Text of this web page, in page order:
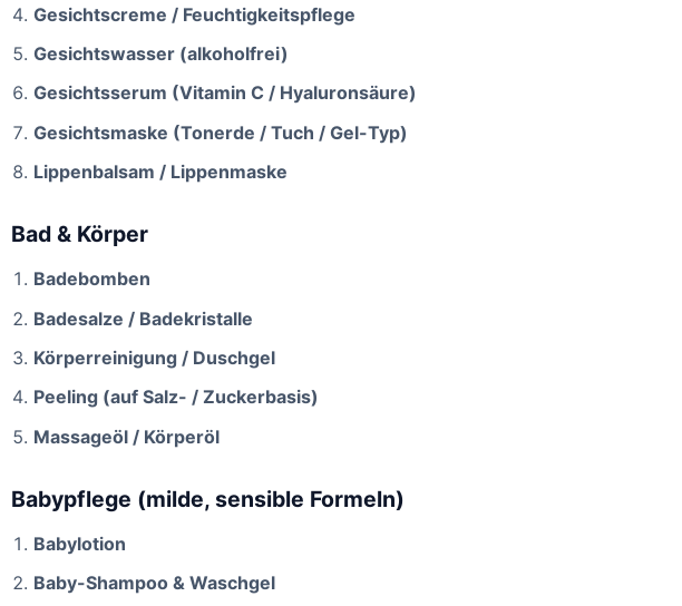
Gesichtscreme / Feuchtigkeitspflege
Gesichtswasser (alkoholfrei)
Gesichtsserum (Vitamin C / Hyaluronsäure)
Gesichtsmaske (Tonerde / Tuch / Gel-Typ)
Lippenbalsam / Lippenmaske
Bad & Körper
Badebomben
Badesalze / Badekristalle
Körperreinigung / Duschgel
Peeling (auf Salz- / Zuckerbasis)
Massageöl / Körperöl
Babypflege (milde, sensible Formeln)
Babylotion
Baby-Shampoo & Waschgel